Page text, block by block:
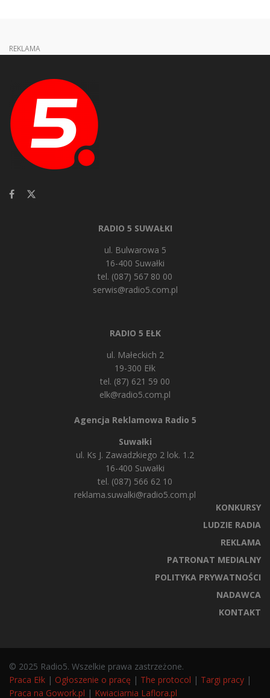
REKLAMA
RADIO 5 SUWAŁKI
ul. Bulwarowa 5
16-400 Suwałki
tel. (087) 567 80 00
serwis@radio5.com.pl
RADIO 5 EŁK
ul. Małeckich 2
19-300 Ełk
tel. (87) 621 59 00
elk@radio5.com.pl
Agencja Reklamowa Radio 5
Suwałki
ul. Ks J. Zawadzkiego 2 lok. 1.2
16-400 Suwałki
tel. (087) 566 62 10
reklama.suwalki@radio5.com.pl
KONKURSY
LUDZIE RADIA
REKLAMA
PATRONAT MEDIALNY
POLITYKA PRYWATNOŚCI
NADAWCA
KONTAKT
© 2025 Radio5. Wszelkie prawa zastrzeżone.
Praca Ełk | Ogłoszenie o pracę | The protocol | Targi pracy |
Praca na Gowork.pl | Kwiaciarnia Laflora.pl